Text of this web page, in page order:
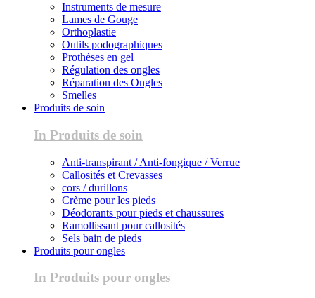
Instruments de mesure
Lames de Gouge
Orthoplastie
Outils podographiques
Prothèses en gel
Régulation des ongles
Réparation des Ongles
Smelles
Produits de soin
In Produits de soin
Anti-transpirant / Anti-fongique / Verrue
Callosités et Crevasses
cors / durillons
Crème pour les pieds
Déodorants pour pieds et chaussures
Ramollissant pour callosités
Sels bain de pieds
Produits pour ongles
In Produits pour ongles